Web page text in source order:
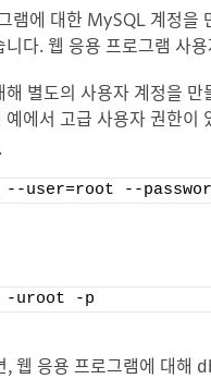
램에 대한 MySQL 계정을
다. 웹 응용 프로그램 사
별도의 사용자 계정을
에서 고급 사용자 권한이
--user=root --
-uroot -p
웹 응용 프로그램에 대해